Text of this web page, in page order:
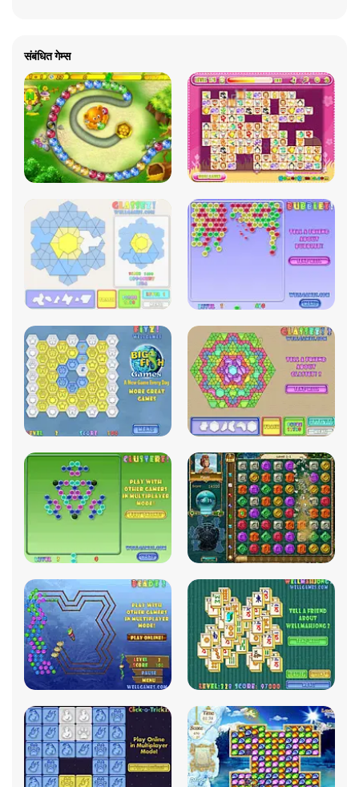
संबंधित गेम्स